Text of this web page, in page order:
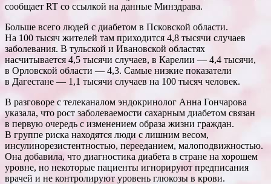
сообщает RT со ссылкой на данные Минздрава.
Больше всего людей с диабетом в Псковской области.
На 100 тысяч жителей там приходится 4,8 тысячи случаев
заболевания. В тульской и Ивановской областях
насчитывается 4,5 тысячи случаев, в Карелии — 4,4 тысячи,
в Орловской области — 4,3. Самые низкие показатели
в Дагестане — 1,1 тысячи случаев на 100 тысяч человек.
В разговоре с телеканалом эндокринолог Анна Гончарова
указала, что рост заболеваемости сахарным диабетом связан
в первую очередь с изменением образа жизни граждан.
В группе риска находятся люди с лишним весом,
инсулинорезистентностью, перееданием, малоподвижностью.
Она добавила, что диагностика диабета в стране на хорошем
уровне, но некоторые пациенты игнорируют предписания
врачей и не контролируют уровень глюкозы в крови.